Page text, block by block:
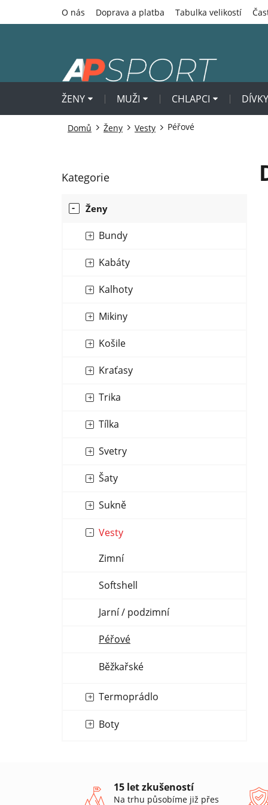
O nás Doprava a platba Tabulka velikostí
ŽENY MUŽI CHLAPCI DÍVKY
Domů Ženy Vesty Péřové
o
Přeskočit
Kategorie
Ženy
Bundy
Kabáty
Kalhoty
Mikiny
Košile
Kraťasy
Trika
Tílka
Svetry
Šaty
Sukně
Vesty
Zimní
Softshell
Jarní / podzimní
Péřové
Běžkařské
Termoprádlo
Boty
15 let zkušeností
Na trhu působíme již přes